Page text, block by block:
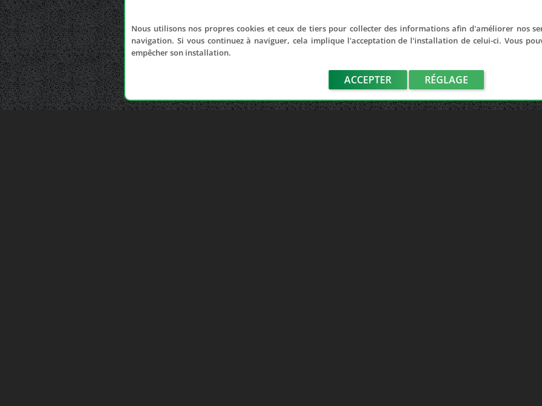
Nous utilisons nos propres cookies et ceux de tiers pour collecter des informations afin d'améliorer nos
navigation. Si vous continuez à naviguer, cela implique l'acceptation de l'installation de celui-ci. Vous
empêcher son installation.
ACCEPTER RÉGLAGE